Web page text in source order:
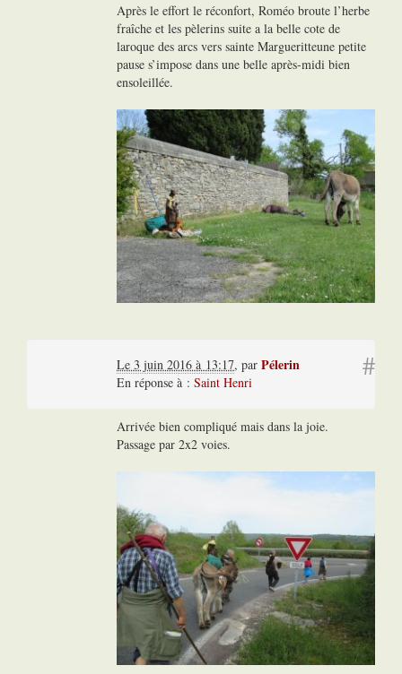
Après le effort le réconfort, Roméo broute l’herbe
fraîche et les pèlerins suite a la belle cote de
laroque des arcs vers sainte Margueritteune petite
pause s’impose dans une belle après-midi bien
ensoleillée.
#
Le 3 juin 2016 à 13:17, par Pélerin
En réponse à : Saint Henri
Arrivée bien compliqué mais dans la joie.
Passage par 2x2 voies.